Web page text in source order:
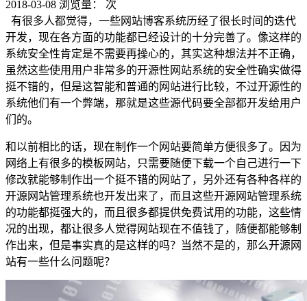
2018-03-08 浏览量：
次
有很多人都觉得，一些网站博客系统历经了很长时间的迭代
开发，现在各方面的功能都已经设计的十分完善了。像这样的
系统安全性肯定是不需要再操心的，其实这种想法并不正确，
虽然这些使用用户非常多的开源性网站系统的安全性确实做得
挺不错的，但是这智能和普通的网站进行比较，不过开源性的
系统他们有一个弊端，那就是这些源代码要全部都开发给用户
们的。
和以前相比的话，现在制作一个网站要简单方便很多了。因为
网络上有很多的模板网站，只需要随便下载一个自己进行一下
修改就能够制作出一个挺不错的网站了，另外还有各种各样的
开源网站管理系统也开发出来了，而且这些开源网站管理系统
的功能都挺强大的，而且很多都提供免费试用的功能，这些情
况的出现，都让很多人觉得网站现在不值钱了，随便都能够制
作出来，但是事实真的是这样的吗？当然不是的，那么开源网
站有一些什么问题呢？